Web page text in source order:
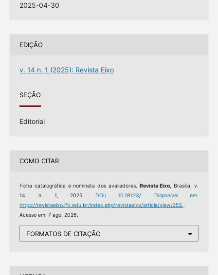
2025-04-30
EDIÇÃO
v. 14 n. 1 (2025): Revista Eixo
SEÇÃO
Editorial
COMO CITAR
Ficha catalográfica e nominata dos avaliadores. Revista Eixo, Brasília, v.
14, n. 1, 2025. DOI: 10.19123/. Disponível em:
https://revistaeixo.ifb.edu.br/index.php/revistaeixo/article/view/253..
Acesso em: 7 ago. 2026.
FORMATOS DE CITAÇÃO